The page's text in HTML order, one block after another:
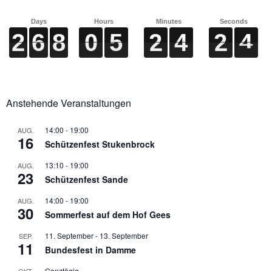
Days
2
2
2
2 6
6
6
6 8
8
8
8
Hours
0
0
0
0 5
5
5
5
Minutes
2
2
2
2 4
4
4
4
Seconds
2
2
2
2 4
4
4
4
Anstehende Veranstaltungen
AUG.
16
14:00 - 19:00
Schützenfest Stukenbrock
AUG.
23
13:10 - 19:00
Schützenfest Sande
AUG.
30
14:00 - 19:00
Sommerfest auf dem Hof Gees
SEP.
11
11. September- 13. September
Bundesfest in Damme